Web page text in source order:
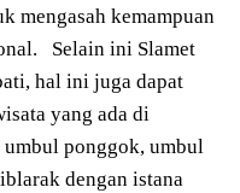
mengasah kemampuan
Selain ini Slamet
hal ini juga dapat
yang ada di
ponggok, umbul
dengan istana